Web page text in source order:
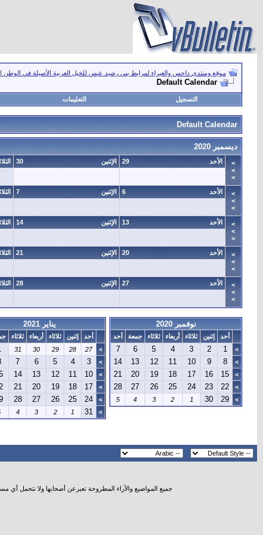
موقع ومنتدى داحس والغبراء لمرابط بني رشيد عبس للخيل العربية الأصيلة في الوطن
Default Calendar
التسجيل التعليمات
Default Calendar
ديسمبر 2020
>
>
>
29 الأحد 30 الإثنين
>
>
>
6 الأحد 7 الإثنين
>
>
>
13 الأحد 14 الإثنين
>
>
>
20 الأحد 21 الإثنين
>
>
>
27 الأحد 28 الإثنين
نوفمبر 2020
أحد إثنين ثلاثاء أربعاء ثلاثاء جمعة
أحد
>
1
2
3
4
5
6
7
>
8
9
10
11
12
13
14
>
15
16
17
18
19
20
21
>
22
23
24
25
26
27
28
>
29
30
1
2
3
4
5
يناير 2021
أحد إثنين ثلاثاء أربعاء ثلاثاء
>
27
28
29
30
31
>
3
4
5
6
7
>
10
11
12
13
14
>
17
18
19
20
21
>
24
25
26
27
28
>
31
1
2
3
4
جميع المواضيع والأراء المطروحة تعبرعن أصحابها ولا نتحمل